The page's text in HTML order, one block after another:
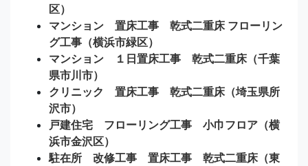
区）
マンション 置床工事 乾式二重床 フローリン
グ工事（横浜市緑区）
マンション １日置床工事 乾式二重床（千葉
県市川市）
クリニック 置床工事 乾式二重床（埼玉県所
沢市）
戸建住宅 フローリング工事 小巾フロア（横
浜市金沢区）
駐在所 改修工事 置床工事 乾式二重床（東